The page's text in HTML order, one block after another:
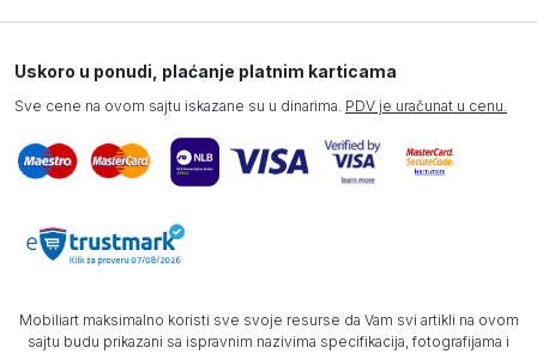
Uskoro u ponudi, plaćanje platnim karticama
Sve cene na ovom sajtu iskazane su u dinarima. PDV je uračunat u cenu.
Mobiliart maksimalno koristi sve svoje resurse da Vam svi artikli na ovom
sajtu budu prikazani sa ispravnim nazivima specifikacija, fotografijama i